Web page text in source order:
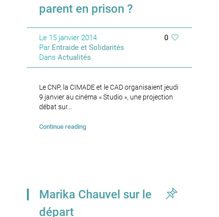
parent en prison ?
0
Le 15 janvier 2014
Par Entraide et Solidarités
Dans Actualités
Le CNP, la CIMADE et le CAD organisaient jeudi
9 janvier au cinéma « Studio », une projection
débat sur...
Continue reading
Marika Chauvel sur le
départ